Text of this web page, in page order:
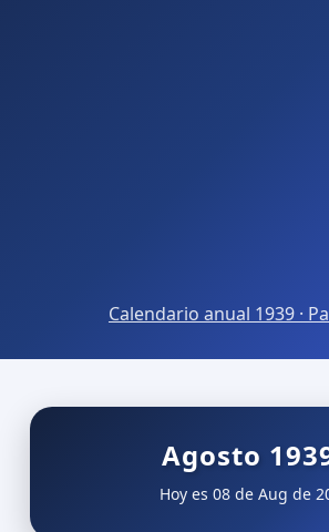
Calendario anual 1939 ·
Agosto
Hoy es 08 de Aug de